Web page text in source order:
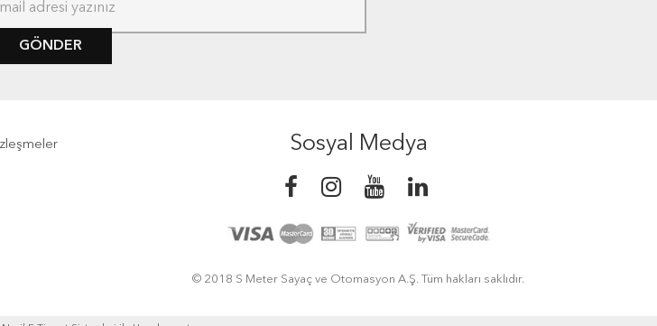
GÖNDER
Sosyal Medya
© 2018 S Meter Sayaç ve Otomasyon A.Ş. Tüm hakları saklıdır.